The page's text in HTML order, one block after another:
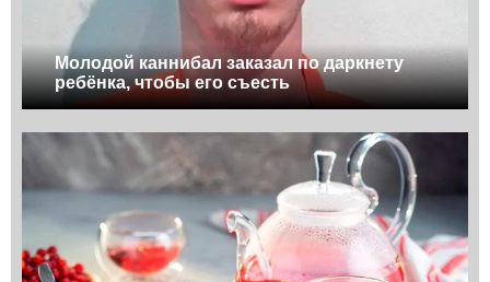
Молодой каннибал заказал по даркнету
ребёнка, чтобы его съесть